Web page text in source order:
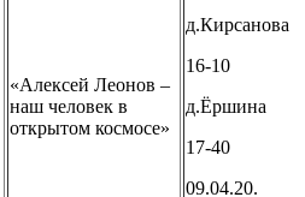
«Алексей Леонов –
наш человек в
открытом космосе»
д.Кирсанова
16-10
д.Ёршина
17-40
09.04.20.